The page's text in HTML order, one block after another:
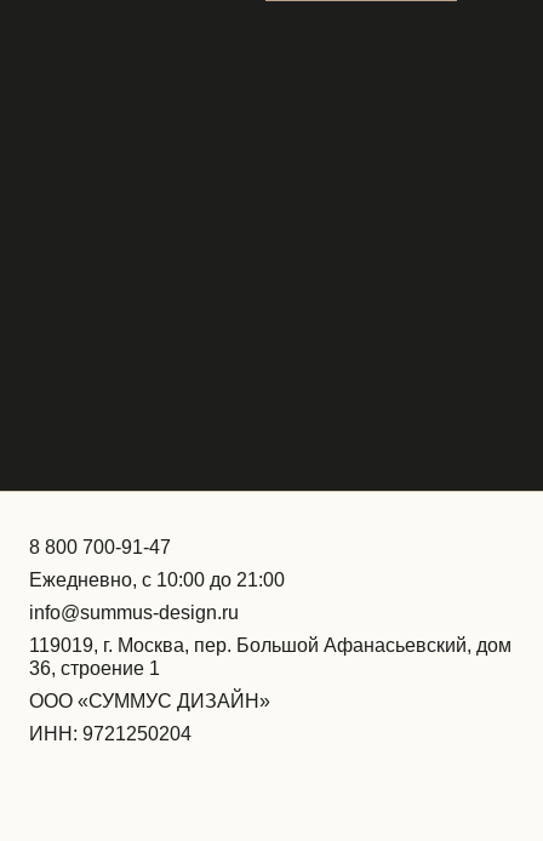
8 800 700-91-47
Ежедневно, с 10:00 до 21:00
info@summus-design.ru
119019, г. Москва, пер. Большой Афанасьевский, дом
36, строение 1
ООО «СУММУС ДИЗАЙН»
ИНН: 9721250204